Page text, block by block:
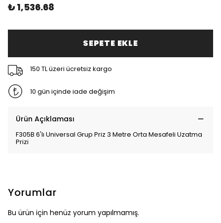
₺ 1,536.68
SEPETE EKLE
150 TL üzeri ücretsiz kargo
10 gün içinde iade değişim
Ürün Açıklaması
F305B 6'lı Universal Grup Priz 3 Metre Orta Mesafeli Uzatma
Prizi
Yorumlar
Bu ürün için henüz yorum yapılmamış.